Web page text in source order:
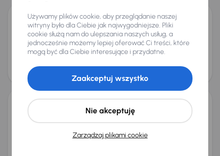
Fiat Grande Punto
2009169 302 km Benzyna1.457 kW
Auta krajowe 1.4 Salon Polska Klima +1 kolejnych
od 45 zł
Fiat Grande Punto
271 205 kmBenzyna1.4 T-Jet88 kW
Klimatronic ALU
Używamy plików cookie, aby przeglądanie naszej
witryny było dla Ciebie jak najwygodniejsze. Pliki
cookie służą nam do ulepszania naszych usług, a
jednocześnie możemy lepiej oferować Ci treści, które
mogą być dla Ciebie interesujące i przydatne.
Zarządzaj plikami cookie
Nie akceptuję
Zaakceptuj wszystko